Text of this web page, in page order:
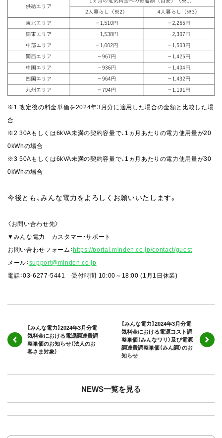
※1 改定後の料金単価を2024年3月分に適用した場合の金額と比較した場
合
※2 30Aもしくは6kVA未満の契約容量で、1ヵ月あたりの電力使用量が20
0kWhの場合
※3 50Aもしくは6kVA未満の契約容量で、1ヵ月あたりの電力使用量が30
0kWhの場合
今後とも、みんな電力をよろしくお願いいたします。
〈お問い合わせ先〉
▼みんな電力 カスタマー・サポート
お問い合わせフォーム：https://portal.minden.co.jp/contact/guest
メール：support@minden.co.jp
電話：03-6277-5441 受付時間 10:00～18:00 (1月1日休業)
【みんな電力】2024年3月分電
気料金における電源調達費調
整単価のお知らせ（法人のお
客さま対象）
【みんな電力】2024年3月分電
気料金における電源コスト調
整単価（みんなワリ）及び電源
調達費調整単価（みん調）のお
知らせ
NEWS一覧を見る